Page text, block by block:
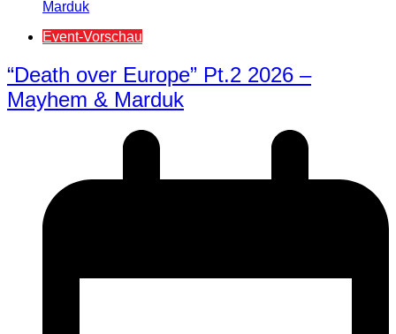
Event-Vorschau
“Death over Europe” Pt.2 2026 –
Mayhem & Marduk